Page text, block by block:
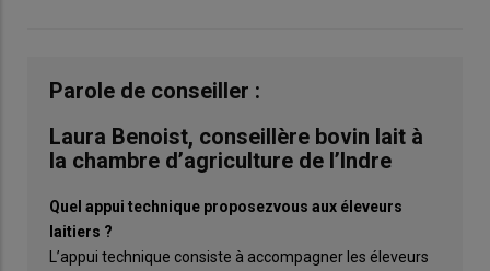
Parole de conseiller :
Laura Benoist, conseillère bovin lait à
la chambre d’agriculture de l’Indre
Quel appui technique proposezvous aux éleveurs
laitiers ?
L’appui technique consiste à accompagner les éleveurs